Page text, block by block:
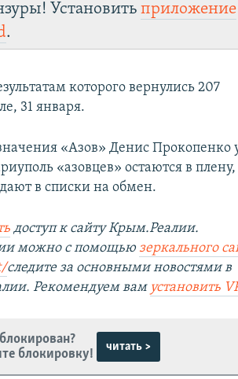
Установитьприложение
.
которого вернулись 207
31 января.
«Азов» Денис Прокопенко
«азовцев» остаются в
в списки на обмен.
доступ к сайту Крым.Реалии.
можно с помощьюзеркального
следите за основными новостями в
Рекомендуем вам установить
блокировку!
читать >